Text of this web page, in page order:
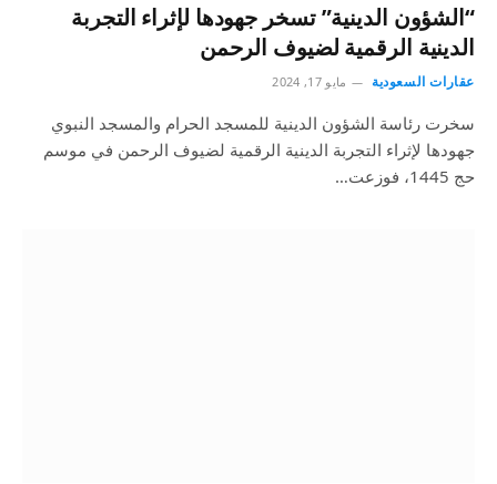
“الشؤون الدينية” تسخر جهودها لإثراء التجربة
الدينية الرقمية لضيوف الرحمن
عقارات السعودية مايو 17, 2024
سخرت رئاسة الشؤون الدينية للمسجد الحرام والمسجد النبوي
جهودها لإثراء التجربة الدينية الرقمية لضيوف الرحمن في موسم
حج 1445، فوزعت…